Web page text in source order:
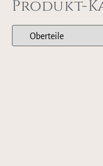
Produkt-